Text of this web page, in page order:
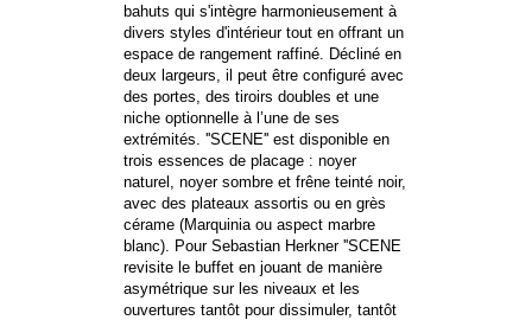
bahuts qui s'intègre harmonieusement à
divers styles d'intérieur tout en offrant un
espace de rangement raffiné. Décliné en
deux largeurs, il peut être configuré avec
des portes, des tiroirs doubles et une
niche optionnelle à l’une de ses
extrémités. ''SCENE'' est disponible en
trois essences de placage : noyer
naturel, noyer sombre et frêne teinté noir,
avec des plateaux assortis ou en grès
cérame (Marquinia ou aspect marbre
blanc). Pour Sebastian Herkner ''SCENE
revisite le buffet en jouant de manière
asymétrique sur les niveaux et les
ouvertures tantôt pour dissimuler, tantôt